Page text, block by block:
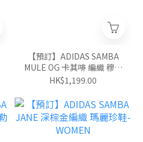
【預訂】ADIDAS SAMBA
MULE OG 卡其啡 編織 穆勒
鞋-WOMEN
HK$1,199.00